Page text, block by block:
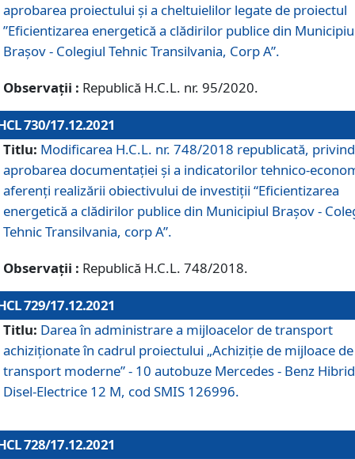
aprobarea proiectului și a cheltuielilor legate de proiectul
”Eficientizarea energetică a clădirilor publice din
Brașov - Colegiul Tehnic Transilvania, Corp A”.
Observații : Republică H.C.L. nr. 95/2020.
730/17.12.2021
Titlu: Modificarea H.C.L. nr. 748/2018 republicată, privind
aprobarea documentației și a indicatorilor tehnico-
aferenți realizării obiectivului de investiții “Eficientizarea
energetică a clădirilor publice din Municipiul Brașov -
Tehnic Transilvania, corp A”.
Observații : Republică H.C.L. 748/2018.
729/17.12.2021
Titlu: Darea în administrare a mijloacelor de transport
achiziționate în cadrul proiectului „Achiziţie de mijloace de
transport moderne” - 10 autobuze Mercedes - Benz Hibrid
Disel-Electrice 12 M, cod SMIS 126996.
728/17.12.2021